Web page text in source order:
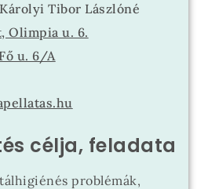
Tibor Lászlóné
Olimpia u. 6.
u. 6/A
célja, feladata
problémák,